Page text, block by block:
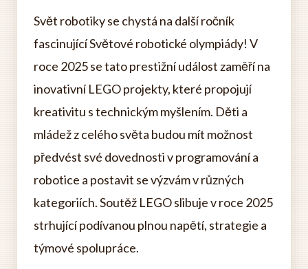
Svět robotiky se chystá na další ročník
fascinující Světové robotické olympiády! V
roce 2025 se tato prestižní událost zaměří na
inovativní LEGO projekty, které propojují
kreativitu s technickým myšlením. Děti a
mládež z celého světa budou mít možnost
předvést své dovednosti v programování a
robotice a postavit se výzvám v různých
kategoriích. Soutěž LEGO slibuje v roce 2025
strhující podívanou plnou napětí, strategie a
týmové spolupráce.